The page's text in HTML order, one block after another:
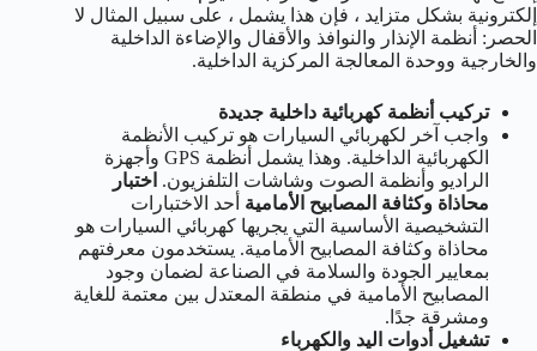
إلكترونية بشكل متزايد ، فإن هذا يشمل ، على سبيل المثال لا
الحصر: أنظمة الإنذار والنوافذ والأقفال والإضاءة الداخلية
والخارجية ووحدة المعالجة المركزية الداخلية.
تركيب أنظمة كهربائية داخلية جديدة
واجب آخر لكهربائي السيارات هو تركيب الأنظمة
الكهربائية الداخلية. وهذا يشمل أنظمة GPS وأجهزة
الراديو وأنظمة الصوت وشاشات التلفزيون. اختبار
محاذاة وكثافة المصابيح الأمامية أحد الاختبارات
التشخيصية الأساسية التي يجريها كهربائي السيارات هو
محاذاة وكثافة المصابيح الأمامية. يستخدمون معرفتهم
بمعايير الجودة والسلامة في الصناعة لضمان وجود
المصابيح الأمامية في منطقة المعتدل بين معتمة للغاية
ومشرقة جدًا.
تشغيل أدوات اليد والكهرباء